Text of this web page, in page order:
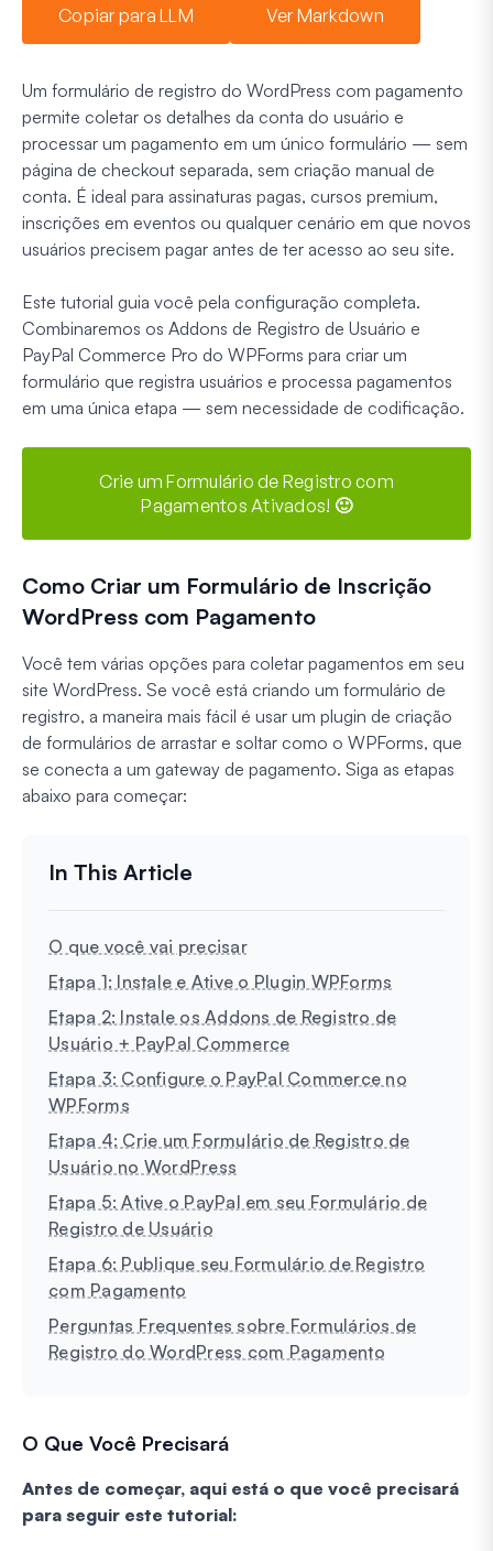
Copiar para LLM Ver Markdown
Um formulário de registro do WordPress com pagamento
permite coletar os detalhes da conta do usuário e
processar um pagamento em um único formulário — sem
página de checkout separada, sem criação manual de
conta. É ideal para assinaturas pagas, cursos premium,
inscrições em eventos ou qualquer cenário em que novos
usuários precisem pagar antes de ter acesso ao seu site.
Este tutorial guia você pela configuração completa.
Combinaremos os Addons de Registro de Usuário e
PayPal Commerce Pro do WPForms para criar um
formulário que registra usuários e processa pagamentos
em uma única etapa — sem necessidade de codificação.
Crie um Formulário de Registro com
Pagamentos Ativados! 🙂
Como Criar um Formulário de Inscrição
WordPress com Pagamento
Você tem várias opções para coletar pagamentos em seu
site WordPress. Se você está criando um formulário de
registro, a maneira mais fácil é usar um plugin de criação
de formulários de arrastar e soltar como o WPForms, que
se conecta a um gateway de pagamento. Siga as etapas
abaixo para começar:
O que você vai precisar
Etapa 1: Instale e Ative o Plugin WPForms
Etapa 2: Instale os Addons de Registro de
Usuário + PayPal Commerce
Etapa 3: Configure o PayPal Commerce no
WPForms
Etapa 4: Crie um Formulário de Registro de
Usuário no WordPress
Etapa 5: Ative o PayPal em seu Formulário de
Registro de Usuário
Etapa 6: Publique seu Formulário de Registro
com Pagamento
Perguntas Frequentes sobre Formulários de
Registro do WordPress com Pagamento
O Que Você Precisará
Antes de começar, aqui está o que você precisará
para seguir este tutorial: